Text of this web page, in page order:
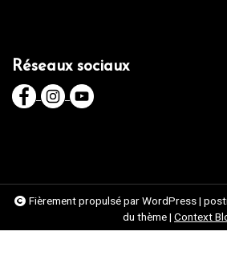
Réseaux sociaux
Fièrement propulsé par WordPress|
du thème| Context